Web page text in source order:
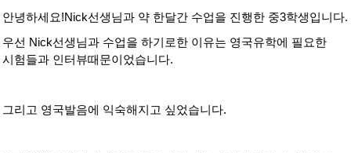
안녕하세요!Nick선생님과 약 한달간 수업을 진행한 중3학생입니다.
우선 Nick선생님과 수업을 하기로한 이유는 영국유학에 필요한
시험들과 인터뷰때문이었습니다.
그리고 영국발음에 익숙해지고 싶었습니다.